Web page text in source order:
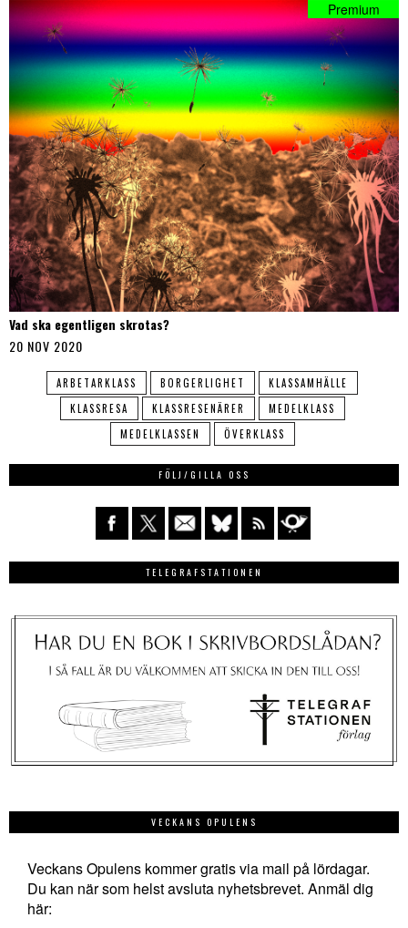
Vad ska egentligen skrotas?
20 NOV 2020
ARBETARKLASS BORGERLIGHET
KLASSAMHÄLLE
KLASSRESA
KLASSRESENÄRER
MEDELKLASS
MEDELKLASSEN
ÖVERKLASS
FÖLJ/GILLA OSS
TELEGRAFSTATIONEN
VECKANS OPULENS
Veckans Opulens kommer gratis via mail på lördagar.
Du kan när som helst avsluta nyhetsbrevet. Anmäl dig
här: